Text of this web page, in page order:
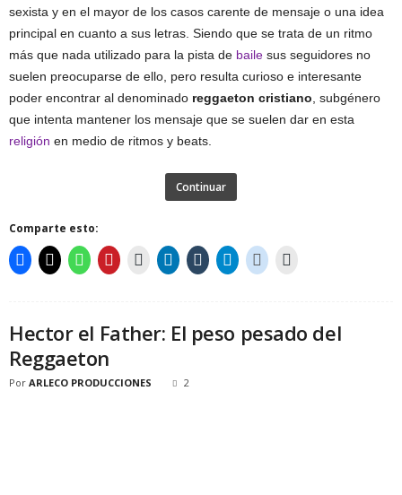
sexista y en el mayor de los casos carente de mensaje o una idea
principal en cuanto a sus letras. Siendo que se trata de un ritmo
más que nada utilizado para la pista de baile sus seguidores no
suelen preocuparse de ello, pero resulta curioso e interesante
poder encontrar al denominado reggaeton cristiano , subgénero
que intenta mantener los mensaje que se suelen dar en esta
religión en medio de ritmos y beats.
Continuar
Comparte esto:
Hector el Father: El peso pesado del
Reggaeton
Por ARLECO PRODUCCIONES 2